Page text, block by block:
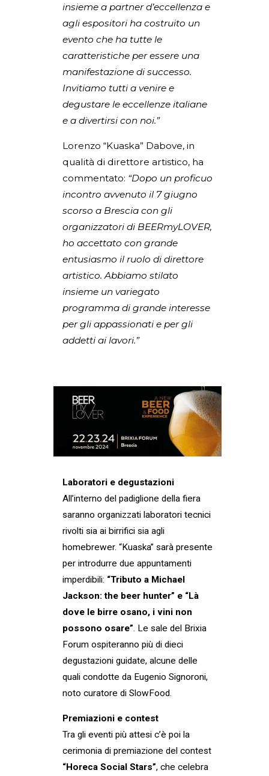
insieme a partner d’eccellenza e
agli espositori ha costruito un
evento che ha tutte le
caratteristiche per essere una
manifestazione di successo.
Invitiamo tutti a venire e
degustare le eccellenze italiane
e a divertirsi con noi.”
Lorenzo “Kuaska” Dabove, in
qualità di direttore artistico, ha
commentato: “Dopo un proficuo
incontro avvenuto il 7 giugno
scorso a Brescia con gli
organizzatori di BEERmyLOVER,
ho accettato con grande
entusiasmo il ruolo di direttore
artistico. Abbiamo stilato
insieme un variegato
programma di grande interesse
per gli appassionati e per gli
addetti ai lavori.”
Laboratori e degustazioni
All’interno del padiglione della fiera
saranno organizzati laboratori tecnici
rivolti sia ai birrifici sia agli
homebrewer. “Kuaska” sarà presente
per introdurre due appuntamenti
imperdibili: “Tributo a Michael
Jackson: the beer hunter” e “Là
dove le birre osano, i vini non
possono osare”. Le sale del Brixia
Forum ospiteranno più di dieci
degustazioni guidate, alcune delle
quali condotte da Eugenio Signoroni,
noto curatore di SlowFood.
Premiazioni e contest
Tra gli eventi più attesi c’è poi la
cerimonia di premiazione del contest
“Horeca Social Stars”, che celebra